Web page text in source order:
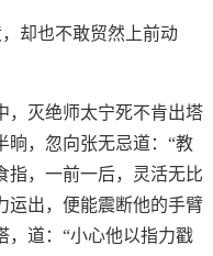
却也不敢贸然上前动
，灭绝师太宁死不肯出塔
晌，忽向张无忌道：“教
指，一前一后，灵活无比
运出，便能震断他的手臂
，道：“小心他以指力戳